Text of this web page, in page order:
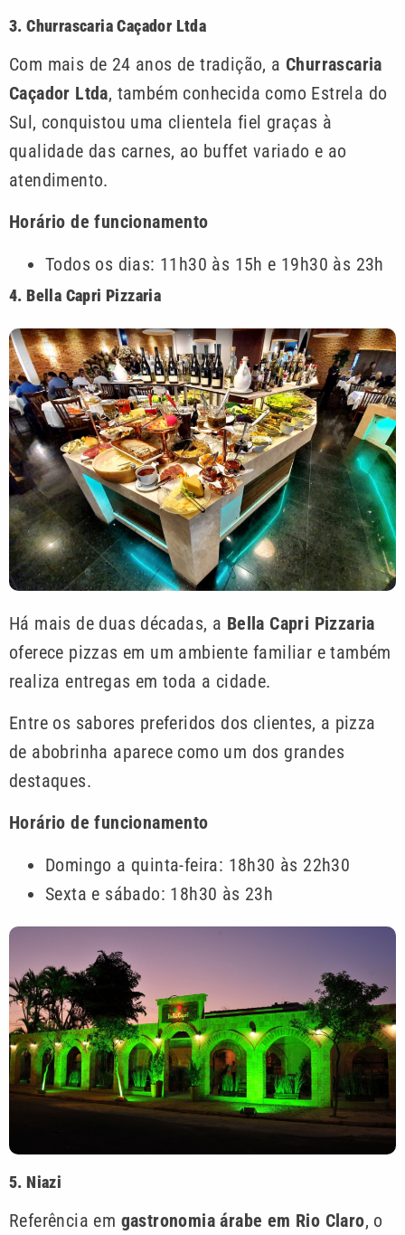
3. Churrascaria Caçador Ltda
Com mais de 24 anos de tradição, a Churrascaria
Caçador Ltda, também conhecida como Estrela do
Sul, conquistou uma clientela fiel graças à
qualidade das carnes, ao buffet variado e ao
atendimento.
Horário de funcionamento
Todos os dias: 11h30 às 15h e 19h30 às 23h
4. Bella Capri Pizzaria
Há mais de duas décadas, a Bella Capri Pizzaria
oferece pizzas em um ambiente familiar e também
realiza entregas em toda a cidade.
Entre os sabores preferidos dos clientes, a pizza
de abobrinha aparece como um dos grandes
destaques.
Horário de funcionamento
Domingo a quinta-feira: 18h30 às 22h30
Sexta e sábado: 18h30 às 23h
5. Niazi
Referência em gastronomia árabe em Rio Claro, o